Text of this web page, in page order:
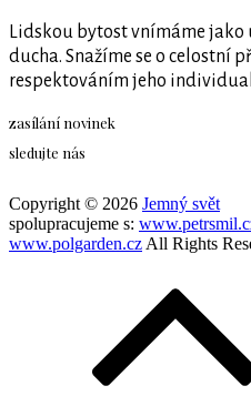
Lidskou bytost vnímáme
ducha. Snažíme se o celostní
respektováním jeho
zasílání novinek
sledujte nás
Copyright © 2026 Jemný svět
spolupracujeme s:
www.polgarden.cz All Rights